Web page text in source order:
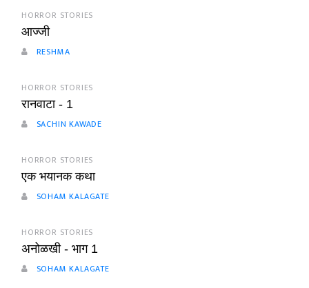
HORROR STORIES
आज्जी
RESHMA
HORROR STORIES
रानवाटा - 1
SACHIN KAWADE
HORROR STORIES
एक भयानक कथा
SOHAM KALAGATE
HORROR STORIES
अनोळखी - भाग 1
SOHAM KALAGATE